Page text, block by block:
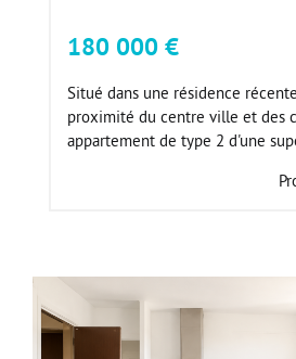
180 000 €
Situé dans une résidence
proximité du centre ville et des
appartement de type 2 d'une